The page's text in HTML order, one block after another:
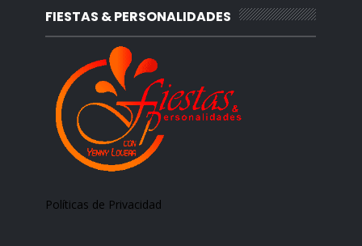
FIESTAS & PERSONALIDADES
Políticas de Privacidad